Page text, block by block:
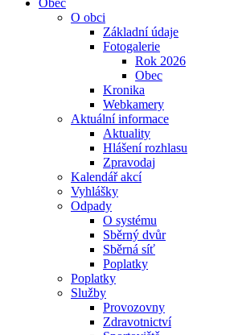
Obec
O obci
Základní údaje
Fotogalerie
Rok 2026
Obec
Kronika
Webkamery
Aktuální informace
Aktuality
Hlášení rozhlasu
Zpravodaj
Kalendář akcí
Vyhlášky
Odpady
O systému
Sběrný dvůr
Sběrná síť
Poplatky
Poplatky
Služby
Provozovny
Zdravotnictví